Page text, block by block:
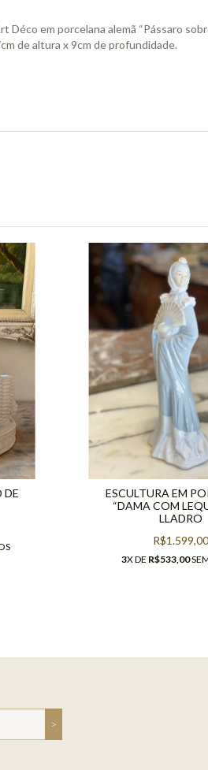
Déco em porcelana alemã “Pássaro
de altura x 9cm de profundidade.
DE
ESCULTURA EM
“DAMA COM
LLADRO
R$1.599,00
3X DE R$533,00